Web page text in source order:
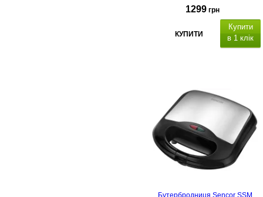
1299 грн
КУПИТИ
Купити
в 1 клік
53.4x27.7x27.4 cм
Бутербродниця Sencor SSM